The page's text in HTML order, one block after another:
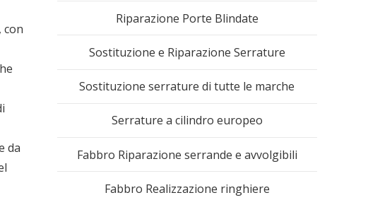
con
da
Riparazione Porte Blindate
Sostituzione e Riparazione Serrature
Sostituzione serrature di tutte le marche
Serrature a cilindro europeo
Fabbro Riparazione serrande e avvolgibili
Fabbro Realizzazione ringhiere